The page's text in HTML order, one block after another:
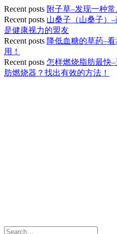
Recent posts 附子草–发现一种
Recent posts 山桑子（山桑子）
是健康视力的盟友
Recent posts 降低血糖的草药–
用！
Recent posts 怎样燃烧脂肪最快
肪燃烧器？找出有效的方法！